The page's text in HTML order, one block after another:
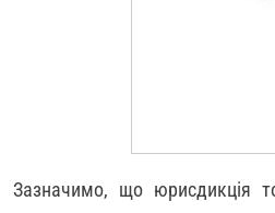
Зазначимо, що юрисдикція